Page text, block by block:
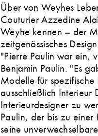
Über von Weyhes
Couturier Azzedine
Weyhe kennen – der
zeitgenössisches
"Pierre Paulin war ein,
Benjamin Paulin. "Es
Modelle für
ausschließlich Interieur
Interieurdesigner zu
Paulin, der bis zu
seine